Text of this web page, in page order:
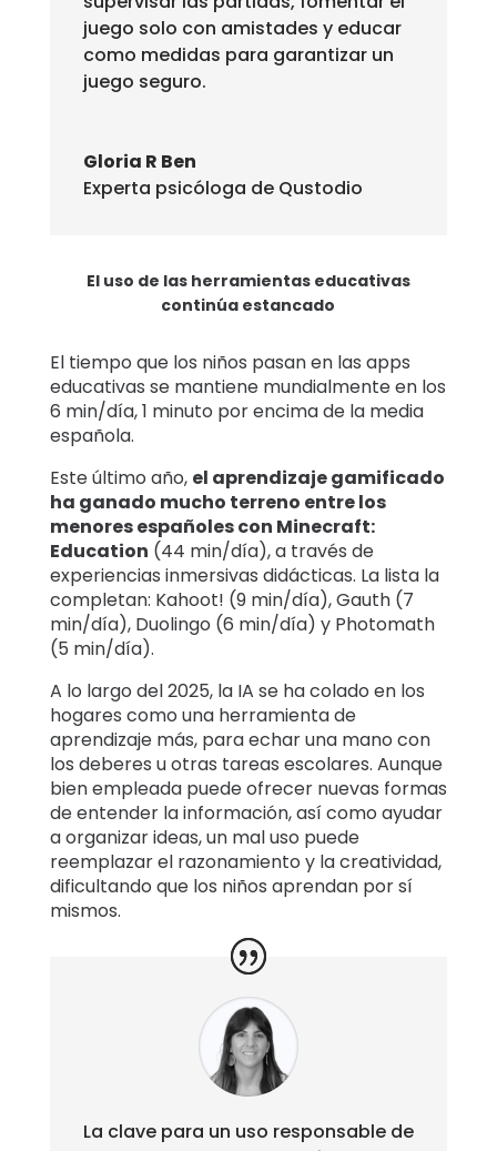
juego solo con amistades y educar
como medidas para garantizar un
juego seguro.
Gloria R Ben
Experta psicóloga de Qustodio
El uso de las herramientas educativas
continúa estancado
El tiempo que los niños pasan en las apps
educativas se mantiene mundialmente en los
6 min/día, 1 minuto por encima de la media
española.
Este último año, el aprendizaje gamificado
ha ganado mucho terreno entre los
menores españoles con Minecraft:
Education (44 min/día), a través de
experiencias inmersivas didácticas. La lista la
completan: Kahoot! (9 min/día), Gauth (7
min/día), Duolingo (6 min/día) y Photomath
(5 min/día).
A lo largo del 2025, la IA se ha colado en los
hogares como una herramienta de
aprendizaje más, para echar una mano con
los deberes u otras tareas escolares. Aunque
bien empleada puede ofrecer nuevas formas
de entender la información, así como ayudar
a organizar ideas, un mal uso puede
reemplazar el razonamiento y la creatividad,
dificultando que los niños aprendan por sí
mismos.
La clave para un uso responsable de